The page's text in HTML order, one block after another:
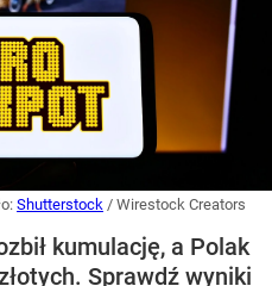
Shutterstock / Wirestock Creators
kumulację, a Polak
Sprawdź wyniki